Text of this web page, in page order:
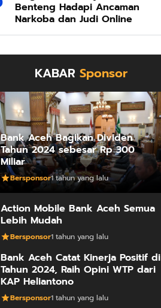
Benteng Hadapi Ancaman
Narkoba dan Judi Online
KABAR Sponsor
Bank Aceh Bagikan Dividen
Tahun 2024 sebesar Rp 300
Miliar
Bersponsor1 tahun yang lalu
Action Mobile Bank Aceh Semua
Lebih Mudah
Bersponsor1 tahun yang lalu
Bank Aceh Catat Kinerja Positif di
Tahun 2024, Raih Opini WTP dari
KAP Heliantono
Bersponsor1 tahun yang lalu